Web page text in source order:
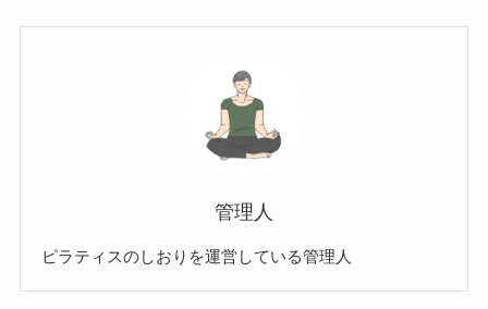
管理人
ピラティスのしおりを運営している管理人